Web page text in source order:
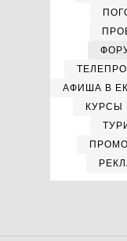
АФИША В
КУРСЫ